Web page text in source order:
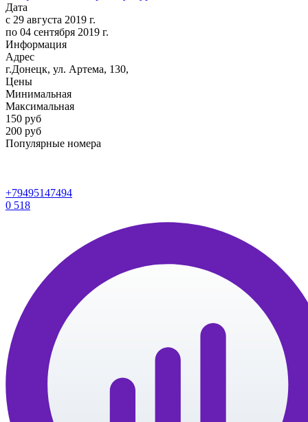
Дата
с 29 августа 2019 г.
по 04 сентября 2019 г.
Информация
Адрес
г.Донецк, ул. Артема, 130,
Цены
Минимальная
Максимальная
150 руб
200 руб
Популярные номера
+79495147494
0 518